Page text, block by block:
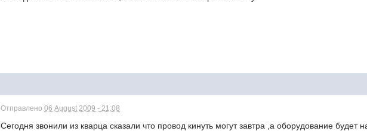
Отправлено06 August 2009 - 21:08
Сегодня звонили из кварца сказали что провод кинуть могут завтра ,а оборудование